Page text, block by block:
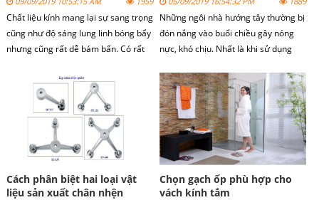
Chất liệu kính mang lại sự sang trọng
cũng như độ sáng lung linh bóng bẩy
nhưng cũng rất dễ bám bẩn. Có rất
nhưng hôm nay chúng tôi xin giới
thiệu cách vệ sinh cửa kính với chanh
và giấm.
Những ngôi nhà hướng tây thường bị
đón nắng vào buổi chiều gây nóng
nực, khó chịu. Nhất là khi sử dụng
cửa kính cho nhà hướng tây như thế
nào chúng ta cùng xem bài viết dưới
đây.
Cách phân biệt hai loại vật
liệu sản xuất chân nhện
Chọn gạch ốp phù hợp cho
vách kính tắm